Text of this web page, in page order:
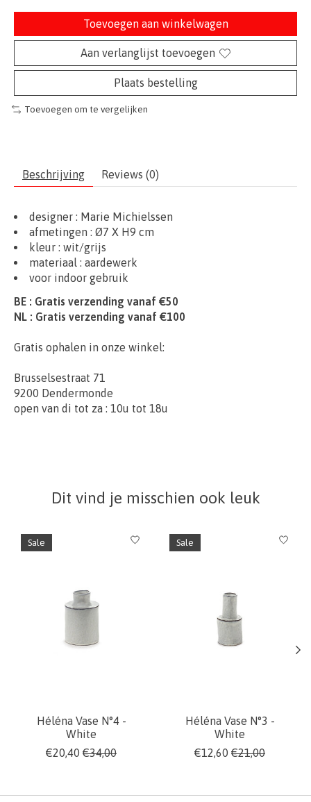
Toevoegen aan winkelwagen
Aan verlanglijst toevoegen
Plaats bestelling
Toevoegen om te vergelijken
Beschrijving Reviews (0)
designer : Marie Michielssen
afmetingen : Ø7 X H9 cm
kleur : wit/grijs
materiaal : aardewerk
voor indoor gebruik
BE : Gratis verzending vanaf €50
NL : Gratis verzending vanaf €100
Gratis ophalen in onze winkel:
Brusselsestraat 71
9200 Dendermonde
open van di tot za : 10u tot 18u
Dit vind je misschien ook leuk
Items van productcarrousel
Sale
Héléna Vase N°4 -
White
€20,40 €34,00
Sale
Héléna Vase N°3 -
White
€12,60 €21,00